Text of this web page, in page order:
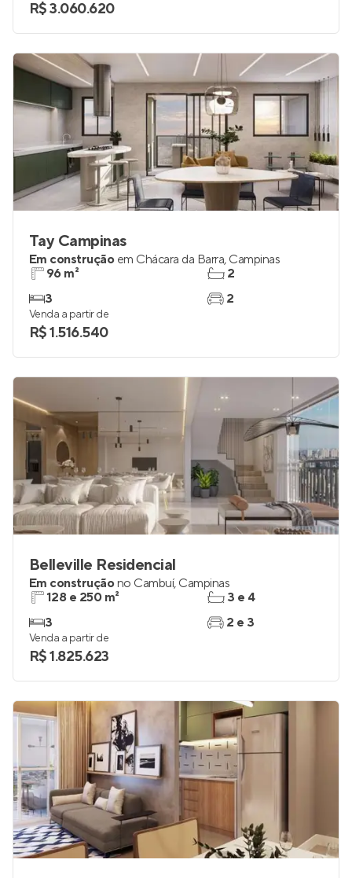
R$ 3.060.620
Tay Campinas
Em construção em Chácara da Barra, Campinas
96 m²
3
2
2
Venda a partir de
R$ 1.516.540
Belleville Residencial
Em construçãono Cambuí, Campinas
128 e 250 m²
3
3 e 4
2 e 3
Venda a partir de
R$ 1.825.623